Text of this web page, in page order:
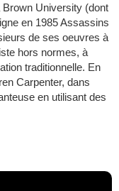
University (dont
en 1985 Assassins
de ses oeuvres à
hors normes, à
traditionnelle. En
Carpenter, dans
en utilisant des